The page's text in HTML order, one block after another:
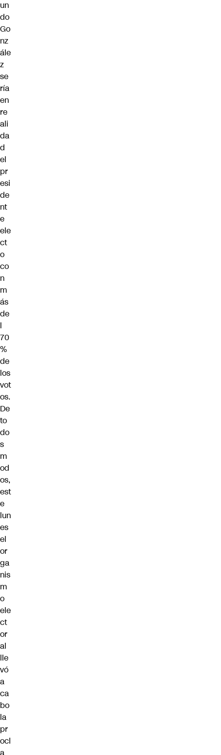
un
do
Go
nz
ále
z
se
ría
en
re
ali
da
d
el
pr
esi
de
nt
e
ele
ct
o
co
n
m
ás
de
l
70
%
de
los
vot
os.
De
to
do
s
m
od
os,
est
e
lun
es
el
or
ga
nis
m
o
ele
ct
or
al
lle
vó
a
ca
bo
la
pr
ocl
a